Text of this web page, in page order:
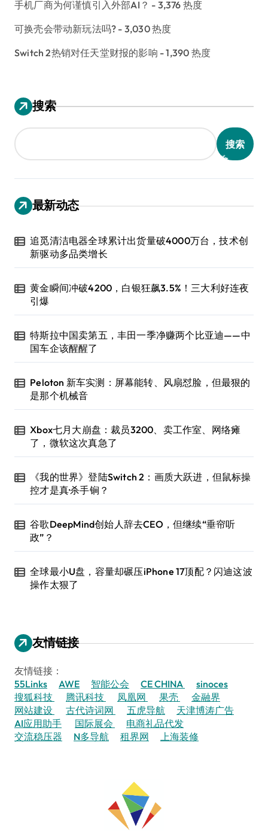
手机厂商为何谨慎引入外部AI？ - 3,376 热度
可换壳会带动新玩法吗? - 3,030 热度
Switch 2热销对任天堂财报的影响 - 1,390 热度
搜索
搜索
最新动态
追觅清洁电器全球累计出货量破4000万台，技术创
新驱动多品类增长
黄金瞬间冲破4200，白银狂飙3.5%！三大利好连夜
引爆
特斯拉中国卖第五，丰田一季净赚两个比亚迪——中
国车企该醒醒了
Peloton 新车实测：屏幕能转、风扇怼脸，但最狠的
是那个机械音
Xbox七月大崩盘：裁员3200、卖工作室、网络瘫
了，微软这次真急了
《我的世界》登陆Switch 2：画质大跃进，但鼠标操
控才是真·杀手锏？
谷歌DeepMind创始人辞去CEO，但继续“垂帘听
政”？
全球最小U盘，容量却碾压iPhone 17顶配？闪迪这波
操作太狠了
友情链接
友情链接：
55Links
AWE 智能公会 CE CHINA
sinoces
搜狐科技
腾讯科技 凤凰网 果壳
金融界
网站建设
古代诗词网 五虎导航
天津博涛广告
AI应用助手
国际展会
电商礼品代发
交流稳压器
N多导航 租界网 上海装修